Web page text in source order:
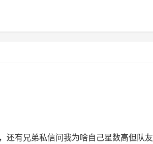
还有兄弟私信问我为啥自己星数高但队友